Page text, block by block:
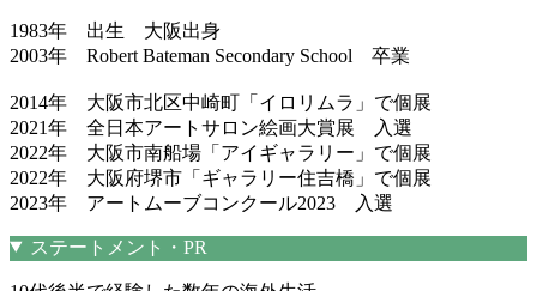
1983年 出生 大阪出身
2003年 Robert Bateman Secondary School 卒業
2014年 大阪市北区中崎町「イロリムラ」で個展
2021年 全日本アートサロン絵画大賞展 入選
2022年 大阪市南船場「アイギャラリー」で個展
2022年 大阪府堺市「ギャラリー住吉橋」で個展
2023年 アートムーブコンクール2023 入選
ステートメント・PR